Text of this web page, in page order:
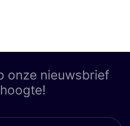
onze nieuwsbrief